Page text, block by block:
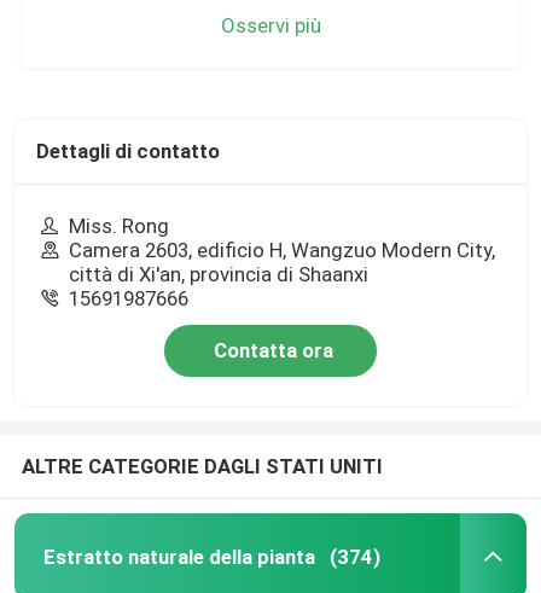
Osservi più
Dettagli di contatto
Miss. Rong
Camera 2603, edificio H, Wangzuo Modern City,
città di Xi'an, provincia di Shaanxi
15691987666
Contatta ora
ALTRE CATEGORIE DAGLI STATI UNITI
Estratto naturale della pianta (374)